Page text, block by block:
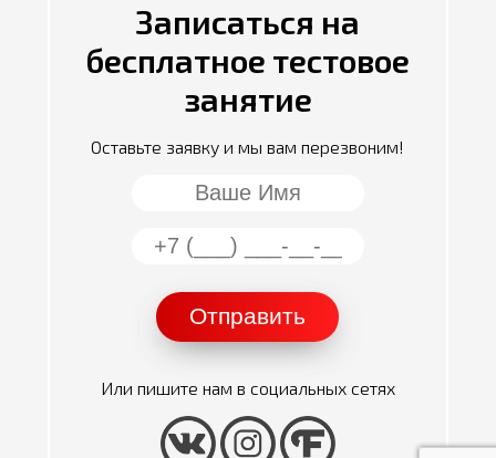
Записаться на
бесплатное тестовое
занятие
Оставьте заявку и мы вам перезвоним!
Или пишите нам в социальных сетях